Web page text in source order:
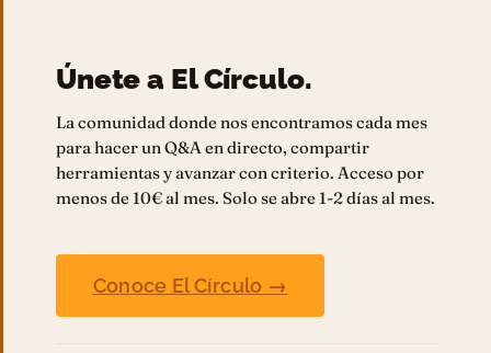
Únete a El Círculo.
La comunidad donde nos encontramos cada mes
para hacer un Q&A en directo, compartir
herramientas y avanzar con criterio. Acceso por
menos de 10€ al mes. Solo se abre 1-2 días al mes.
Conoce El Círculo →